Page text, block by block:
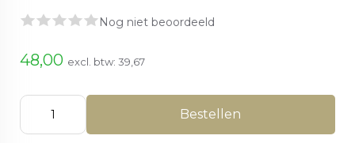
Nog niet beoordeeld
48,00 excl. btw: 39,67
Bestellen